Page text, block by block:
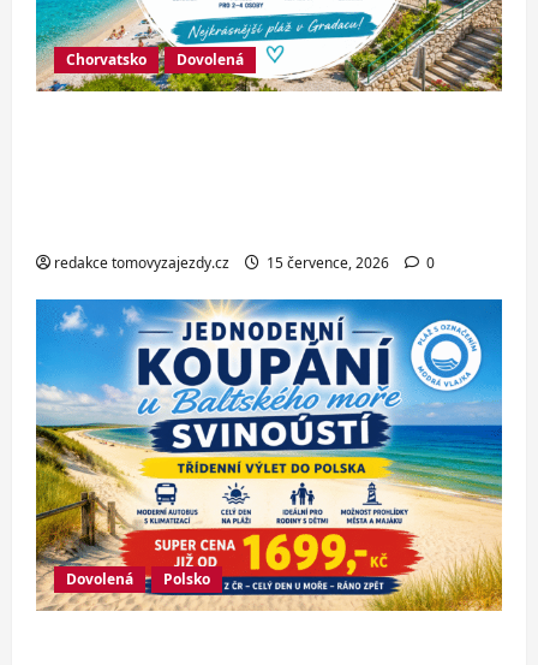
Chorvatsko Dovolená
redakce tomovyzajezdy.cz 15 července, 2026 0
Dovolená Polsko